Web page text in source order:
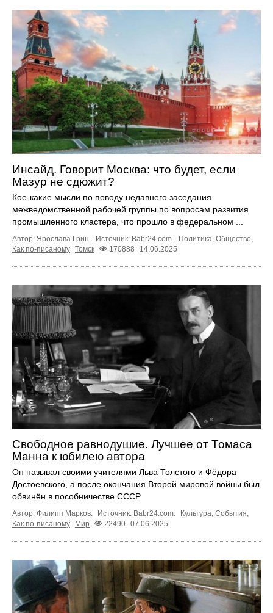
Инсайд. Говорит Москва: что будет, если
Мазур не сдюжит?
Кое-какие мысли по поводу недавнего заседания
межведомственной рабочей группы по вопросам развития
промышленного кластера, что прошло в федеральном ...
Автор: Ярослава Грин. Источник: Babr24.com Политика Общество
Как по-писаному Томск 170888 14.06.2025
Свободное равнодушие. Лучшее от Томаса
Манна к юбилею автора
Он называл своими учителями Льва Толстого и Фёдора
Достоевского, а после окончания Второй мировой войны был
обвинён в пособничестве СССР.
Автор: Филипп Марков. Источник: Babr24.com. Культура, События,
Как по-писаному
Мир 22490 07.06.2025